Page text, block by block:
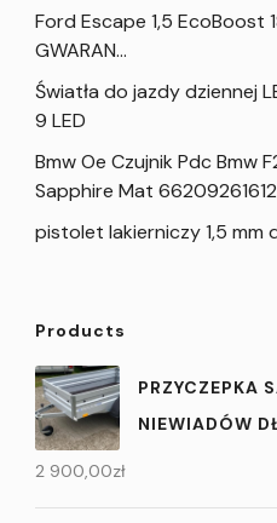
Ford Escape 1,5 EcoBoost
GWARAN…
Światła do jazdy dziennej
9 LED
Bmw Oe Czujnik Pdc Bmw
Sapphire Mat
pistolet lakierniczy 1,5 mm
Products
PRZYCZEPKA
NIEWIADÓW
2 900,00zł